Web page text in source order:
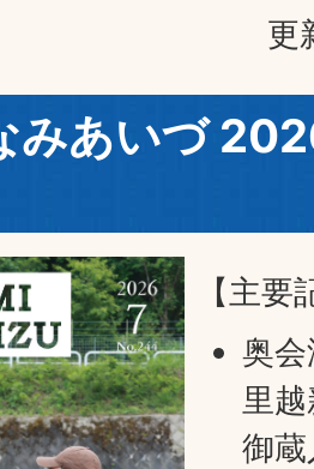
更
みあいづ
【主要
奥
里
御